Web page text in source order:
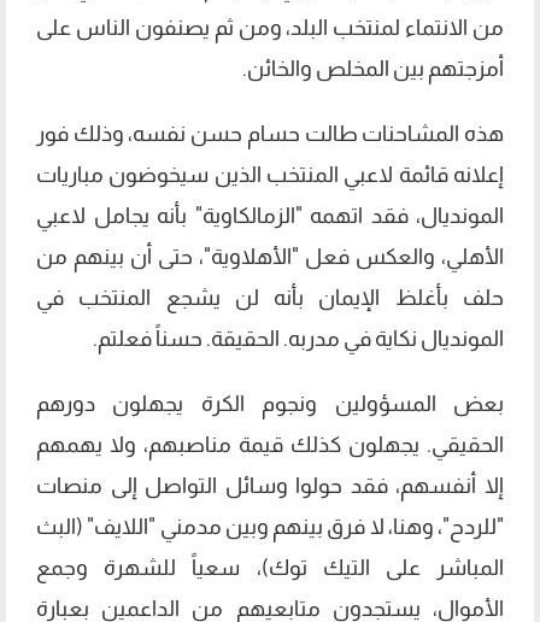
من الانتماء لمنتخب البلد، ومن ثم يصنفون الناس على
أمزجتهم بين المخلص والخائن.
هذه المشاحنات طالت حسام حسن نفسه، وذلك فور
إعلانه قائمة لاعبي المنتخب الذين سيخوضون مباريات
المونديال، فقد اتهمه "الزمالكاوية" بأنه يجامل لاعبي
الأهلي، والعكس فعل "الأهلاوية"، حتى أن بينهم من
حلف بأغلظ الإيمان بأنه لن يشجع المنتخب في
المونديال نكاية في مدربه. الحقيقة. حسناً فعلتم.
بعض المسؤولين ونجوم الكرة يجهلون دورهم
الحقيقي. يجهلون كذلك قيمة مناصبهم، ولا يهمهم
إلا أنفسهم، فقد حولوا وسائل التواصل إلى منصات
"للردح"، وهنا، لا فرق بينهم وبين مدمني "اللايف" (البث
المباشر على التيك توك)، سعياً للشهرة وجمع
الأموال، يستجدون متابعيهم من الداعمين بعبارة